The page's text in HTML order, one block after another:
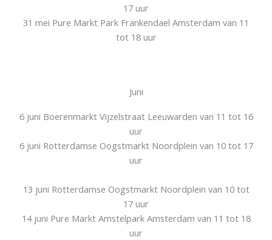
17 uur
31 mei Pure Markt Park Frankendael Amsterdam van 11
tot 18 uur
Juni
6 juni Boerenmarkt Vijzelstraat Leeuwarden van 11 tot 16
uur
6 juni Rotterdamse Oogstmarkt Noordplein van 10 tot 17
uur
13 juni Rotterdamse Oogstmarkt Noordplein van 10 tot
17 uur
14 juni Pure Markt Amstelpark Amsterdam van 11 tot 18
uur